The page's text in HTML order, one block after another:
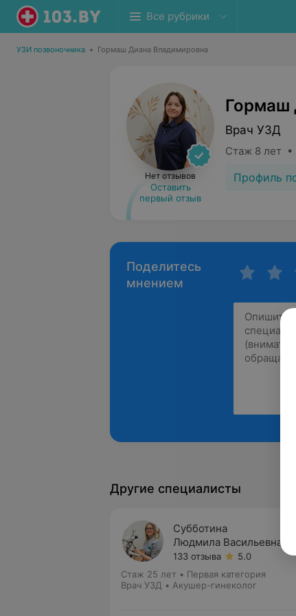
Все рубрики
УЗИ позвоночника • Гормаш Диана Владимировна
Нет отзывов
Оставить
первый отзыв
Гормаш
Врач УЗД
Стаж 8 лет •
Профиль
Поделитесь
мнением
Другие специалисты
Субботина
Людмила Васильевна
133 отзыва
5.0
Стаж 25 лет • Первая категория
Врач УЗД • Акушер-гинеколог